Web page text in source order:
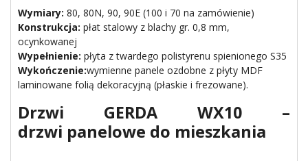
Wymiary: 80, 80N, 90, 90E (100 i 70 na zamówienie)
Konstrukcja: płat stalowy z blachy gr. 0,8 mm,
ocynkowanej
Wypełnienie: płyta z twardego polistyrenu spienionego S35
Wykończenie:wymienne panele ozdobne z płyty MDF
laminowane folią dekoracyjną (płaskie i frezowane).
Drzwi GERDA WX10 –
drzwi panelowe do mieszkania